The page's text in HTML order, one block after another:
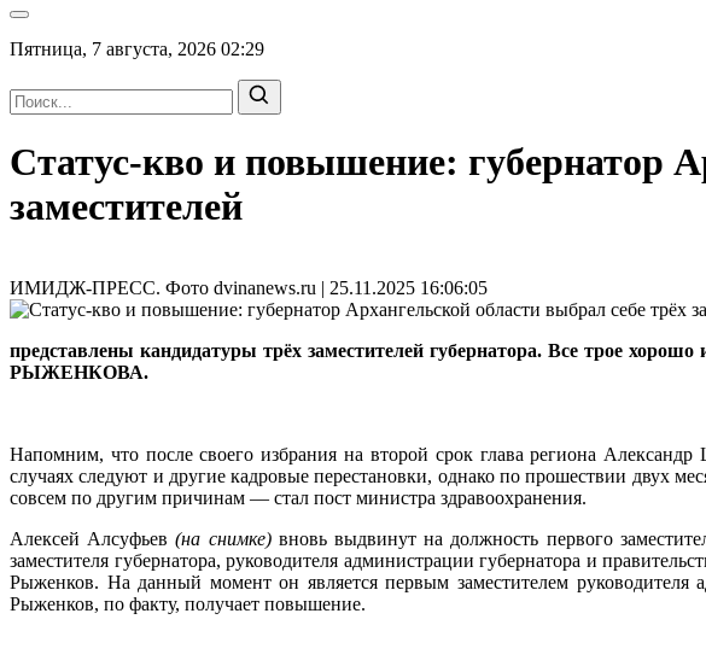
Пятница, 7 августа, 2026 02:29
Статус-кво и повышение: губернатор
заместителей
ИМИДЖ-ПРЕСС. Фото dvinanews.ru | 25.11.2025 16:06:05
представлены кандидатуры трёх заместителей губернатора. Все трое
РЫЖЕНКОВА.
Напомним, что после своего избрания на второй срок глава региона
случаях следуют и другие кадровые перестановки, однако по прошествии двух
совсем по другим причинам — стал пост министра здравоохранения.
Алексей Алсуфьев(на снимке)вновь выдвинут на должность первого
заместителя губернатора, руководителя администрации губернатора и
Рыженков. На данный момент он является первым заместителем руководителя
Рыженков, по факту, получает повышение.